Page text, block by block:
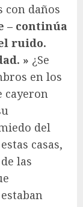
con daños
– continúa
ruido.
» ¿Se
en los
cayeron
del
casas,
las